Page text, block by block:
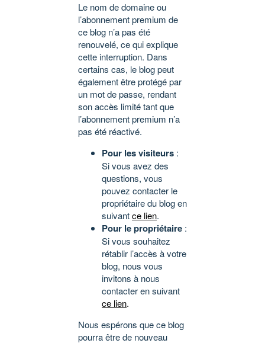
Le nom de domaine ou
l’abonnement premium de
ce blog n’a pas été
renouvelé, ce qui explique
cette interruption. Dans
certains cas, le blog peut
également être protégé par
un mot de passe, rendant
son accès limité tant que
l’abonnement premium n’a
pas été réactivé.
Pour les visiteurs :
Si vous avez des
questions, vous
pouvez contacter le
propriétaire du blog en
suivantce lien.
Pour le propriétaire :
Si vous souhaitez
rétablir l’accès à votre
blog, nous vous
invitons à nous
contacter en suivant
ce lien.
Nous espérons que ce blog
pourra être de nouveau